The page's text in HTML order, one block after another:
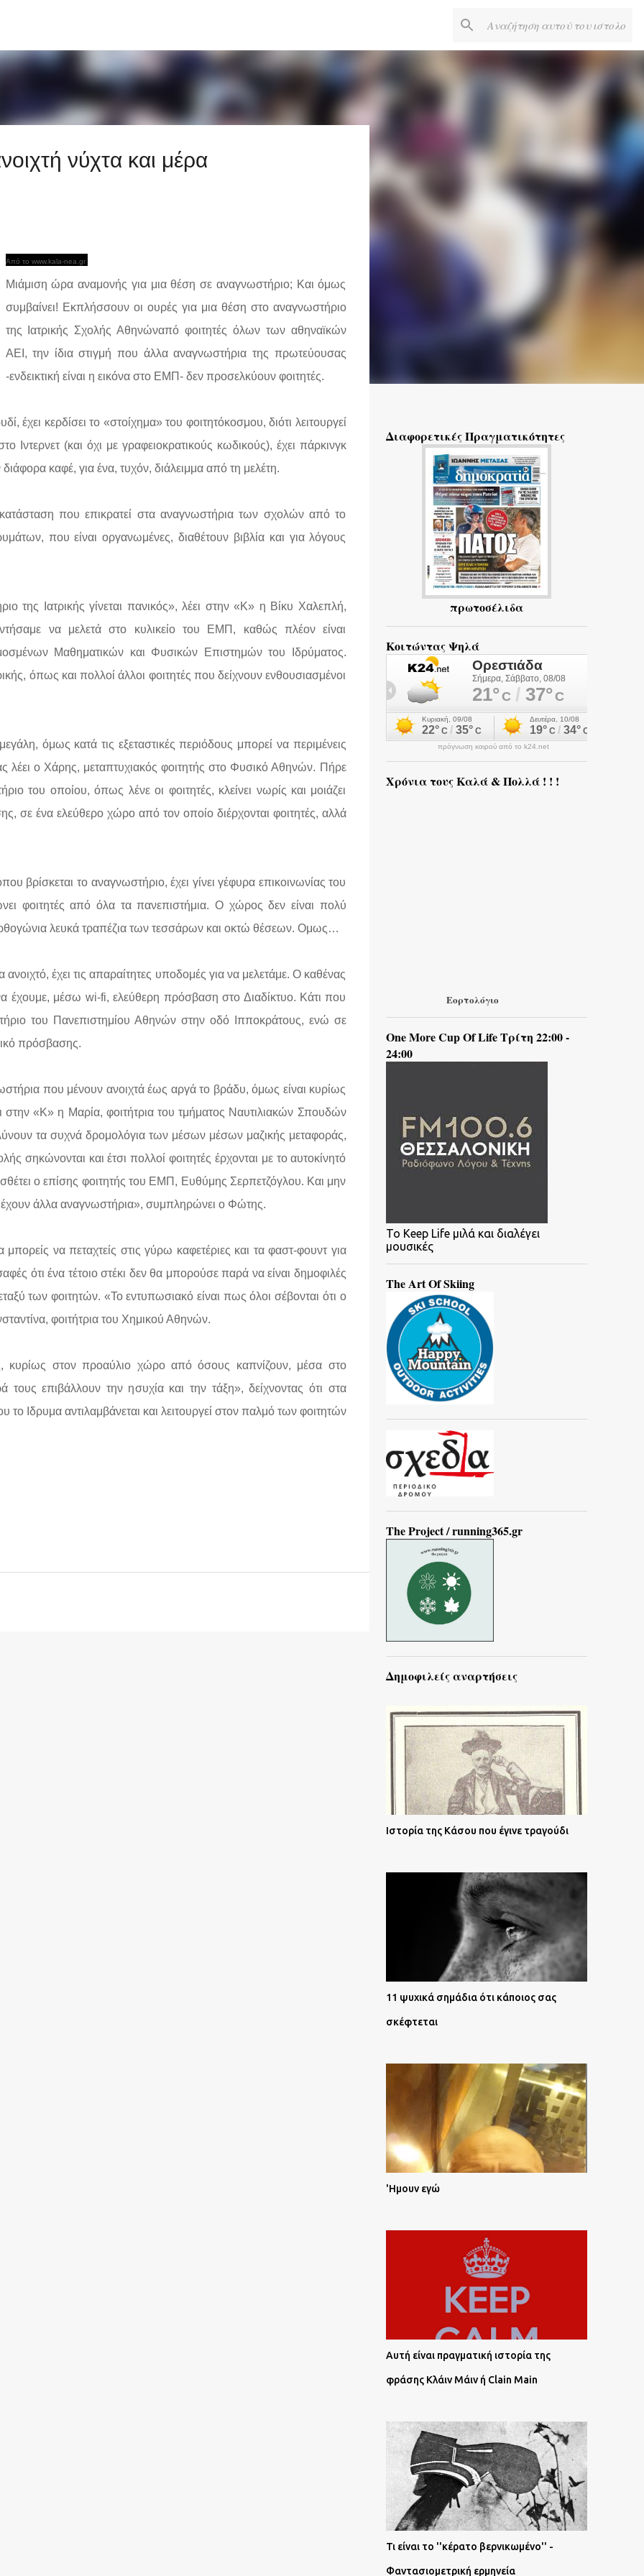
νύχτα και μέρα
Από το www.kala-nea.gr
Μιάμιση ώρα αναμονής για μια θέση σε αναγνωστήριο; Και όμως
συμβαίνει! Εκπλήσσουν οι ουρές για μια θέση στο αναγνωστήριο
της Ιατρικής Σχολής Αθηνώναπό φοιτητές όλων των αθηναϊκών
ΑΕΙ, την ίδια στιγμή που άλλα αναγνωστήρια της πρωτεύουσας
-ενδεικτική είναι η εικόνα στο ΕΜΠ- δεν προσελκύουν φοιτητές.
έχει κερδίσει το «στοίχημα» του φοιτητόκοσμου, διότι λειτουργεί
(και όχι με γραφειοκρατικούς κωδικούς), έχει πάρκινγκ
καφέ, για ένα, τυχόν, διάλειμμα από τη μελέτη.
που επικρατεί στα αναγνωστήρια των σχολών από το
που είναι οργανωμένες, διαθέτουν βιβλία και για λόγους
της Ιατρικής γίνεται πανικός», λέει στην «Κ» η Βίκυ Χαλεπλή,
να μελετά στο κυλικείο του ΕΜΠ, καθώς πλέον είναι
Μαθηματικών και Φυσικών Επιστημών του Ιδρύματος.
όπως και πολλοί άλλοι φοιτητές που δείχνουν ενθουσιασμένοι
όμως κατά τις εξεταστικές περιόδους μπορεί να περιμένεις
λέει ο Χάρης, μεταπτυχιακός φοιτητής στο Φυσικό Αθηνών. Πήρε
του οποίου, όπως λένε οι φοιτητές, κλείνει νωρίς και μοιάζει
σε ένα ελεύθερο χώρο από τον οποίο διέρχονται φοιτητές, αλλά
βρίσκεται το αναγνωστήριο, έχει γίνει γέφυρα επικοινωνίας του
φοιτητές από όλα τα πανεπιστήμια. Ο χώρος δεν είναι πολύ
λευκά τραπέζια των τεσσάρων και οκτώ θέσεων. Ομως…
έχει τις απαραίτητες υποδομές για να μελετάμε. Ο καθένας
έχουμε, μέσω wi-fi, ελεύθερη πρόσβαση στο Διαδίκτυο. Κάτι που
του Πανεπιστημίου Αθηνών στην οδό Ιπποκράτους, ενώ σε
πρόσβασης.
που μένουν ανοιχτά έως αργά το βράδυ, όμως είναι κυρίως
στην «Κ» η Μαρία, φοιτήτρια του τμήματος Ναυτιλιακών Σπουδών
τα συχνά δρομολόγια των μέσων μέσων μαζικής μεταφοράς,
σηκώνονται και έτσι πολλοί φοιτητές έρχονται με το αυτοκίνητό
ο επίσης φοιτητής του ΕΜΠ, Ευθύμης Σερπετζόγλου. Και μην
έχουν άλλα αναγνωστήρια», συμπληρώνει ο Φώτης.
να πεταχτείς στις γύρω καφετέριες και τα φαστ-φουντ για
ότι ένα τέτοιο στέκι δεν θα μπορούσε παρά να είναι δημοφιλές
των φοιτητών. «Το εντυπωσιακό είναι πως όλοι σέβονται ότι ο
φοιτήτρια του Χημικού Αθηνών.
κυρίως στον προαύλιο χώρο από όσους καπνίζουν, μέσα στο
τους επιβάλλουν την ησυχία και την τάξη», δείχνοντας ότι στα
το Ιδρυμα αντιλαμβάνεται και λειτουργεί στον παλμό των φοιτητών
Διαφορετικές Πραγματικότητες
πρωτοσέλιδα
Κοιτώντας Ψηλά
πρόγνωση καιρού από το k24.net
Χρόνια τους Καλά & Πολλά ! ! !
Εορτολόγιο
One More Cup Of Life Τρίτη 22:00 -
24:00
To Keep Life μιλά και διαλέγει
μουσικές
The Art Of Skiing
The Project / running365.gr
Δημοφιλείς αναρτήσεις
Ιστορία της Κάσου που έγινε τραγούδι
11 ψυχικά σημάδια ότι κάποιος σας
σκέφτεται
'Ημουν εγώ
Αυτή είναι πραγματική ιστορία της
φράσης Κλάιν Μάιν ή Clain Main
Τι είναι το ''κέρατο βερνικωμένο'' -
Φαντασιομετρική ερμηνεία